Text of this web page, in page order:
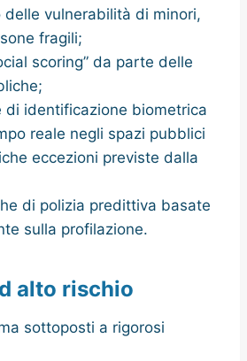
vulnerabilità di minori,
fragili;
scoring” da parte delle
di identificazione biometrica
reale negli spazi pubblici
eccezioni previste dalla
di polizia predittiva basate
sulla profilazione.
alto rischio
sottoposti a rigorosi